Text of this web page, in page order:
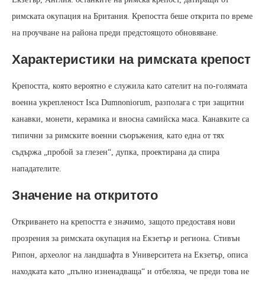
римската окупация на Британия. Крепостта беше открита по време
на проучване на района преди предстоящото обновяване.
Характеристики на римската крепост
Крепостта, която вероятно е служила като сателит на по-голямата
военна укрепленост Isca Dumnoniorum, разполага с три защитни
канавки, монети, керамика и вносна самийска маса. Канавките са
типични за римските военни съоръжения, като една от тях
съдържа „пробой за глезен“, дупка, проектирана да спира
нападателите.
Значение на откритото
Откриването на крепостта е значимо, защото предоставя нови
прозрения за римската окупация на Екзетър и региона. Стивън
Рипон, археолог на ландшафта в Университета на Екзетър, описа
находката като „пълно изненадваща“ и отбеляза, че преди това не